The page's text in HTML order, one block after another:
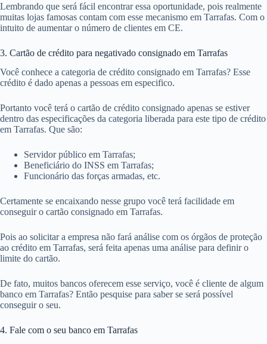
Lembrando que será fácil encontrar essa oportunidade, pois realmente
muitas lojas famosas contam com esse mecanismo em Tarrafas. Com o
intuito de aumentar o número de clientes em CE.
3. Cartão de crédito para negativado consignado em Tarrafas
Você conhece a categoria de crédito consignado em Tarrafas? Esse
crédito é dado apenas a pessoas em especifico.
Portanto você terá o cartão de crédito consignado apenas se estiver
dentro das especificações da categoria liberada para este tipo de crédito
em Tarrafas. Que são:
Servidor público em Tarrafas;
Beneficiário do INSS em Tarrafas;
Funcionário das forças armadas, etc.
Certamente se encaixando nesse grupo você terá facilidade em
conseguir o cartão consignado em Tarrafas.
Pois ao solicitar a empresa não fará análise com os órgãos de proteção
ao crédito em Tarrafas, será feita apenas uma análise para definir o
limite do cartão.
De fato, muitos bancos oferecem esse serviço, você é cliente de algum
banco em Tarrafas? Então pesquise para saber se será possível
conseguir o seu.
4. Fale com o seu banco em Tarrafas